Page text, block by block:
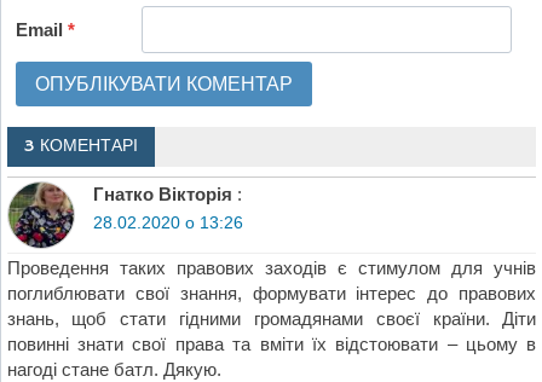
Email*
3 КОМЕНТАРІ
Гнатко Вікторія :
28.02.2020 о 13:26
Проведення таких правових заходів є стимулом для учнів
поглиблювати свої знання, формувати інтерес до правових
знань, щоб стати гідними громадянами своєї країни. Діти
повинні знати свої права та вміти їх відстоювати – цьому в
нагоді стане батл. Дякую.